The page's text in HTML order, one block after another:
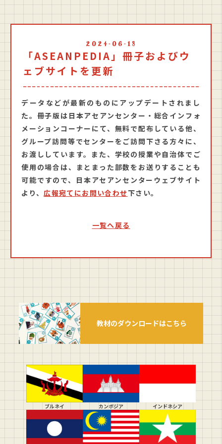
2024-06-18
「ASEANPEDIA」冊子およびウ
ェブサイトを更新
データなどが最新のものにアップデートされまし
た。冊子版は日本アセアンセンター・総合インフォ
メーションコーナーにて、無料で配布している他、
グループ訪問等でセンターをご訪問下さる方々に、
お渡ししています。また、学校の授業や自治体でご
使用の場合は、まとまった部数をお送りすることも
可能ですので、日本アセアンセンターウェブサイト
より、広報宛てにお問い合わせ下さい。
一覧へ戻る
教材のダウンロードはこちら
ブルネイ カンボジア インドネシア